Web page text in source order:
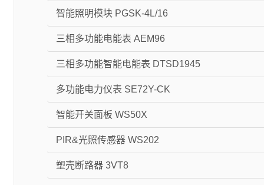
智能照明模块 PGSK-4L/16
三相多功能电能表 AEM96
三相多功能智能电能表 DTSD1945
多功能电力仪表 SE72Y-CK
智能开关面板 WS50X
PIR&光照传感器 WS202
塑壳断路器 3VT8